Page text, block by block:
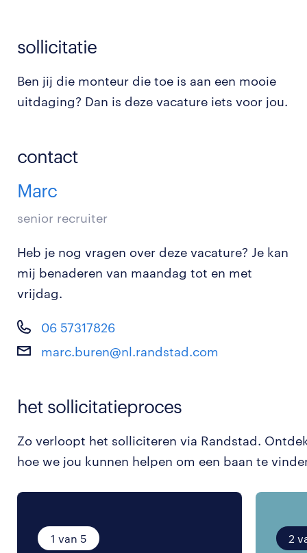
sollicitatie
Ben jij die monteur die toe is aan een mooie
uitdaging? Dan is deze vacature iets voor jou.
contact
Marc
senior recruiter
Heb je nog vragen over deze vacature? Je kan
mij benaderen van maandag tot en met
vrijdag.
06 57317826
marc.buren@nl.randstad.com
het sollicitatieproces
Zo verloopt het solliciteren via Randstad.
hoe we jou kunnen helpen om een baan te
1 van 5 2